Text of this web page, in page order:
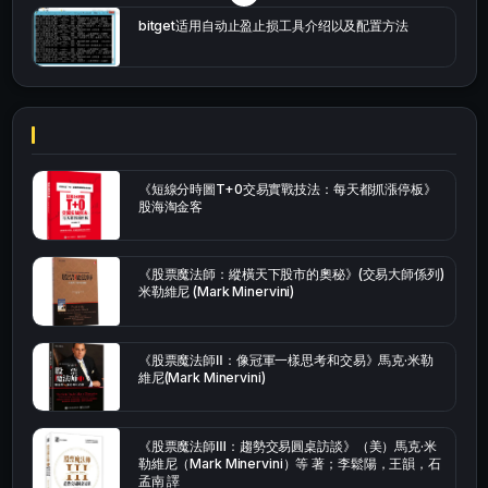
bitget适用自动止盈止损工具介绍以及配置方法
《短線分時圖T+0交易實戰技法：每天都抓漲停板》
股海淘金客
《股票魔法師：縱橫天下股市的奧秘》(交易大師係列)
米勒維尼 (Mark Minervini)
《股票魔法師Ⅱ：像冠軍一樣思考和交易》馬克·米勒
維尼(Mark Minervini)
《股票魔法師Ⅲ：趨勢交易圓桌訪談》（美）馬克·米
勒維尼（Mark Minervini）等 著；李鬆陽，王韻，石
孟南 譯